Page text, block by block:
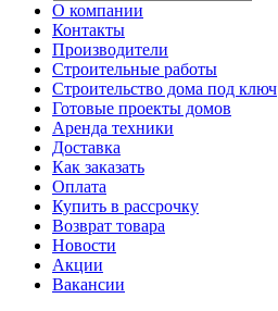
О компании
Контакты
Производители
Строительные работы
Строительство дома под ключ
Готовые проекты домов
Аренда техники
Доставка
Как заказать
Оплата
Купить в рассрочку
Возврат товара
Новости
Акции
Вакансии